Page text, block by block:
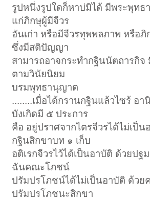
รูปหนึ่งรูปใดก็หาบ่มิได้ มีพระพุทธ
แก่ภิกษุผู้มีจีวร
อันเก่า หรือมีจีวรทุพพลภาพ หรือภิ
ซึ่งมีสติปัญญา
สามารถอาจกระทำกฐินนัตถารกิจ
ตามวินัยนิยม
บรมพุทธานุญาต
........เมื่อได้กรานกฐินแล้วไซร้ อ
บังเกิดมี ๕ ประการ
คือ อยู่ปราศจากไตรจีวรได้ไม่เป็
กฐินสิกขาบท ๑ เก็บ
อติเรกจีวรไว้ได้เป็นอาบัติ ด้วยปฐ
ฉันคณะโภชน์
ปรัมปรโภชน์ได้ไม่เป็นอาบัติ ด้ว
ปรัมปรโภชนะสิกขา